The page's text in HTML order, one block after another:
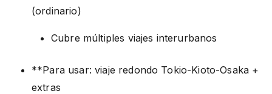
(ordinario)
Cubre múltiples viajes interurbanos
**Para usar: viaje redondo Tokio-Kioto-Osaka +
extras